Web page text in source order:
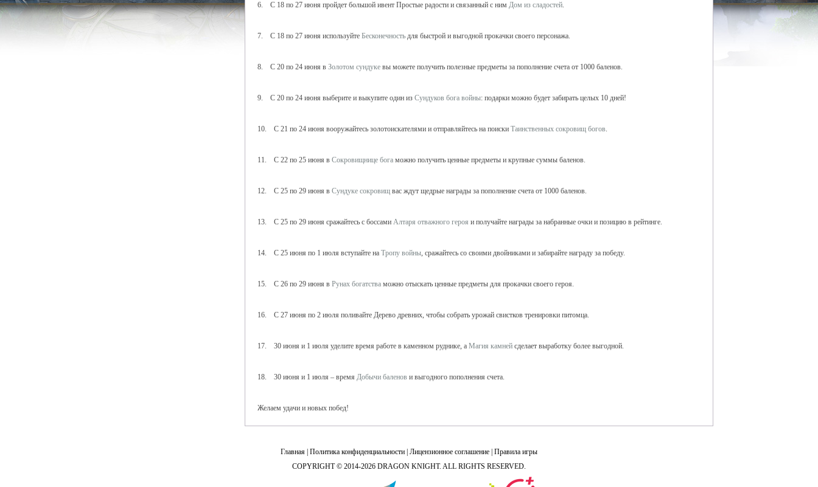
6. С 18 по 27 июня пройдет большой ивент Простые радости и связанный с ним Дом из сладостей.
7. С 18 по 27 июня используйте Бесконечность для быстрой и выгодной прокачки своего персонажа.
8. С 20 по 24 июня в Золотом сундуке вы можете получить полезные предметы за пополнение счета от 1000 баленов.
9. С 20 по 24 июня выберите и выкупите один из Сундуков бога войны: подарки можно будет забирать целых 10 дней!
10. С 21 по 24 июня вооружайтесь золотоискателями и отправляйтесь на поиски Таинственных сокровищ богов.
11. С 22 по 25 июня в Сокровищнице бога можно получить ценные предметы и крупные суммы баленов.
12. С 25 по 29 июня в Сундуке сокровищ вас ждут щедрые награды за пополнение счета от 1000 баленов.
13. С 25 по 29 июня сражайтесь с боссами Алтаря отважного героя и получайте награды за набранные очки и позицию в рейтинге.
14. С 25 июня по 1 июля вступайте на Тропу войны, сражайтесь со своими двойниками и забирайте награду за победу.
15. С 26 по 29 июня в Рунах богатства можно отыскать ценные предметы для прокачки своего героя.
16. С 27 июня по 2 июля поливайте Дерево древних, чтобы собрать урожай свистков тренировки питомца.
17. 30 июня и 1 июля уделите время работе в каменном руднике, а Магия камней сделает выработку более выгодной.
18. 30 июня и 1 июля – время Добычи баленов и выгодного пополнения счета.
Желаем удачи и новых побед!
Главная Политика конфиденциальности Лицензионное соглашение Правила игры
COPYRIGHT © 2014-2026 DRAGON KNIGHT. ALL RIGHTS RESERVED.